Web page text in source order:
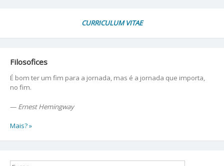
CURRICULUM VITAE
Filosofices
É bom ter um fim para a jornada, mas é a jornada que importa,
no fim.
— Ernest Hemingway
Mais? »